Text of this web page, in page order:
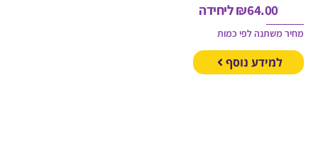
₪ליחידה
לפי כמות
נוסף